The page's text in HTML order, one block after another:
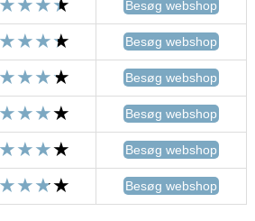
Besøg webshop
Besøg webshop
Besøg webshop
Besøg webshop
Besøg webshop
Besøg webshop